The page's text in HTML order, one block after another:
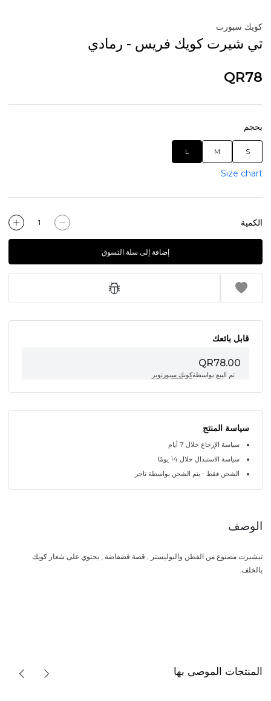
كويك سبورت
تي شيرت كويك فريس - رمادي
QR78
بحجم
S
M
L
Size chart
الكمية
إضافة إلى سلة التسوق
قابل بائعك
QR78.00
تم البيع بواسطةكويك سبورتوير
سياسة المنتج
سياسة الإرجاع خلال 7 أيام
سياسة الاستبدال خلال 14 يومًا
الشحن فقط - يتم الشحن بواسطة تاجر
الوصف
تيشيرت مصنوع من القطن والبوليستر , قصة فضفاضة , يحتوي على شعار كويك
بالخلف.
المنتجات الموصى بها